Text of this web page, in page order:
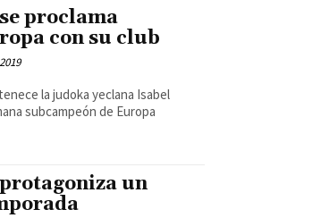
proclama
con su club
la judoka yeclana Isabel
subcampeón de Europa
un